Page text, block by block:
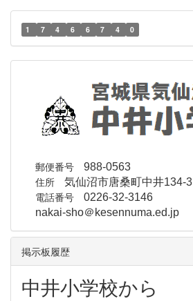
1 7 4 6 6 7 4 0
郵便番号 988-0563
住所 気仙沼市唐桑町中井134-3
電話番号 0226-32-3146
nakai-sho＠kesennuma.ed.jp
掲示板履歴
中井小学校から